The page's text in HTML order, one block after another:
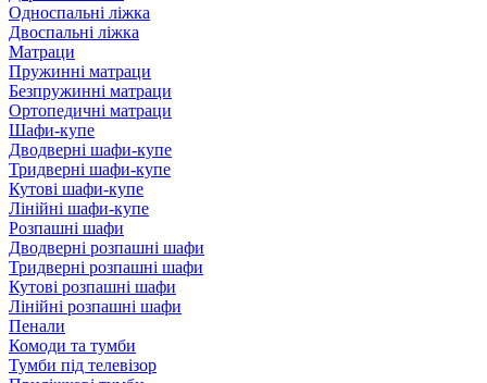
Односпальні ліжка
Двоспальні ліжка
Матраци
Пружинні матраци
Безпружинні матраци
Ортопедичні матраци
Шафи-купе
Дводверні шафи-купе
Тридверні шафи-купе
Кутові шафи-купе
Лінійні шафи-купе
Розпашні шафи
Дводверні розпашні шафи
Тридверні розпашні шафи
Кутові розпашні шафи
Лінійні розпашні шафи
Пенали
Комоди та тумби
Тумби під телевізор